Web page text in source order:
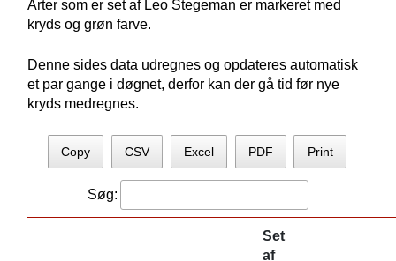
Arter som er set af Leo Stegeman er markeret med
kryds og grøn farve.
Denne sides data udregnes og opdateres automatisk
et par gange i døgnet, derfor kan der gå tid før nye
kryds medregnes.
Copy CSV Excel PDF Print
Søg:
Set
af